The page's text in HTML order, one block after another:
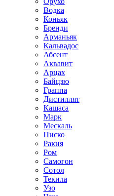
Водка
Коньяк
Бренди
Арманьяк
Кальвадос
Абсент
Аквавит
Арцах
Байцзю
Граппа
Дистиллят
Кашаса
Марк
Мескаль
Писко
Ракия
Ром
Самогон
Сотол
Текила
Узо